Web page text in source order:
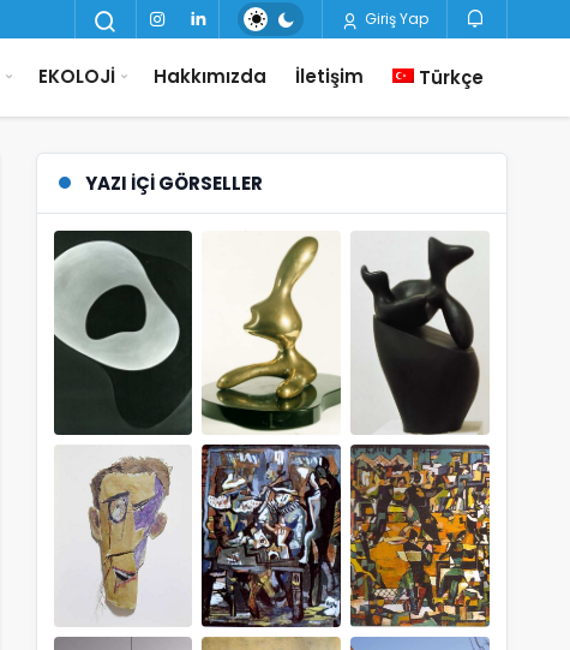
Giriş Yap
EKOLOJİ Hakkımızda İletişim Türkçe
YAZI İÇI GÖRSELLER